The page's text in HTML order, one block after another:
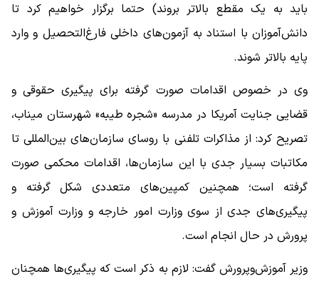
باید به یک مقطع بالاتر بروند) حتما برگزار خواهیم کرد تا
دانش‌آموزان با استناد به آزمون‌های داخلی فارغ‌التحصیل و وارد
پایه بالاتر شوند.
وی در خصوص اقدامات صورت گرفته برای پیگیری حقوقی و
قضایی جنایت آمریکا در مدرسه «شجره طیبه» شهرستان میناب،
تصریح کرد: از مذاکرات تلفنی با روسای سازمان‌های بین‌المللی تا
مکاتبات بسیار جدی با این سازمان‌ها، اقدامات محکمی صورت
گرفته است؛ همچنین کمپین‌های متعددی شکل گرفته و
پیگیری‌های جدی از سوی وزارت امور خارجه و وزارت آموزش و
پرورش در حال انجام است.
وزیر آموزش‌وپرورش گفت: لازم به ذکر است که پیگیری‌ها همچنان